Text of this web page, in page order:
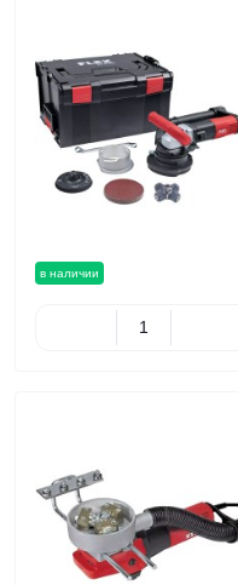
в наличии